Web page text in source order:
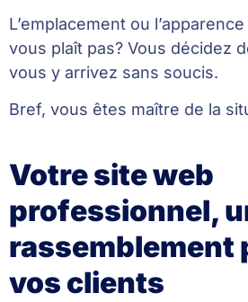
L’emplacement ou
vous plaît pas? Vous décidez
vous y arrivez sans soucis.
Bref, vous êtes maître de la
Votre site web
professionnel,
rassemblement
vos clients